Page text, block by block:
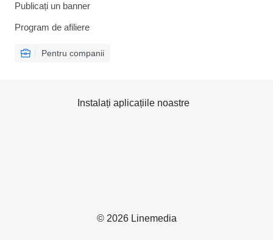
Publicați un banner
Program de afiliere
Pentru companii
© 2026 Linemedia
Instalați aplicațiile noastre